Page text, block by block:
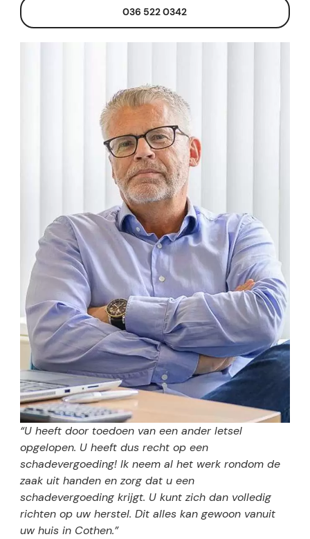
036 522 0342
“U heeft door toedoen van een ander letsel
opgelopen. U heeft dus recht op een
schadevergoeding! Ik neem al het werk rondom de
zaak uit handen en zorg dat u een
schadevergoeding krijgt. U kunt zich dan volledig
richten op uw herstel. Dit alles kan gewoon vanuit
uw huis in Cothen.”